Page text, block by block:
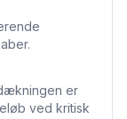
er
ved kritisk